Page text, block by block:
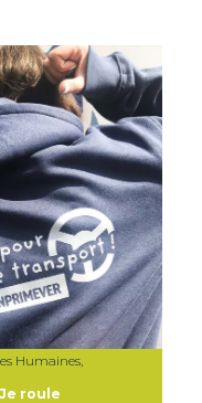
Humaines,
roule